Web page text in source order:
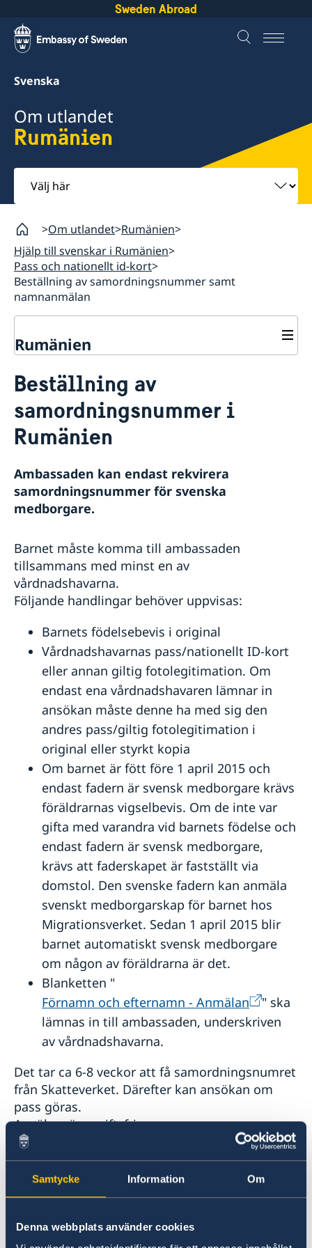
Samtycke Information Om
Denna webbplats använder cookies
Sweden Abroad
Svenska
Om utlandet
Rumänien
Välj
här
Om utlandet Rumänien
Hjälp till svenskar i Rumänien
Pass och nationellt id-kort
Beställning av samordningsnummer samt
namnanmälan
Rumänien
Hjälp till svenskar i Rumänien
Rösta i Rumänien
Akut hjälp
Ekonomiskt nödställd
Pass och nationellt id-kort
Ansökan om pass/ID-kort för vuxna
Ansökan om pass/ID-kort för barn under 18 år
Beställning av samordningsnummer samt
namnanmälan
Hjälp kring medborgarskap
Om svenskt medborgarskap
Gifta sig i Rumänien
Avgifter
Reseinformation
Inför resan
Se till att vara försäkrad
Att resa med psykisk ohälsa
Terrorism och turism
Ambassadens reseinformation
Aktuella händelser
Allmänna säkerhetsläget
Terrorism
Naturförhållanden och katastrofer
Jordbävningsberedskap
In- och utresebestämmelser
Hälso- och sjukvård
Kriminalitet och personlig säkerhet
Trafiksäkerhet
Resa i landet
Landfakta Rumänien
Om olyckan är framme
Anmäla sexuella övergrepp mot barn?
Service för svenska företag
Handel med utlandet
Anmäla handelshinder
Beställning av
samordningsnummer i
Rumänien
Ambassaden kan endast rekvirera
samordningsnummer för svenska
medborgare.
Barnet måste komma till ambassaden
tillsammans med minst en av
vårdnadshavarna.
Följande handlingar behöver uppvisas:
Barnets födelsebevis i original
Vårdnadshavarnas pass/nationellt ID-kort
eller annan giltig fotolegitimation. Om
endast ena vårdnadshavaren lämnar in
ansökan måste denne ha med sig den
andres pass/giltig fotolegitimation i
original eller styrkt kopia
Om barnet är fött före 1 april 2015 och
endast fadern är svensk medborgare krävs
föräldrarnas vigselbevis. Om de inte var
gifta med varandra vid barnets födelse och
endast fadern är svensk medborgare,
krävs att faderskapet är fastställt via
domstol. Den svenske fadern kan anmäla
svenskt medborgarskap för barnet hos
Migrationsverket. Sedan 1 april 2015 blir
barnet automatiskt svensk medborgare
om någon av föräldrarna är det.
Blanketten "
Förnamn och efternamn - Anmälan
" ska
lämnas in till ambassaden, underskriven
av vårdnadshavarna.
Det tar ca 6-8 veckor att få samordningsnumret
från Skatteverket. Därefter kan ansökan om
pass göras.
Ansökan är avgiftsfri.
Nyfödda barn och personer som aldrig innehaft
svenskt pass, nationellt identitetskort eller
varit folkbokförda i Sverige måste erhålla
söka svenskt pass eller nationellt